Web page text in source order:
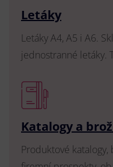
Letáky
Letáky A4, A5 i A6.
jednostranné letáky.
Katalogy a
Produktové